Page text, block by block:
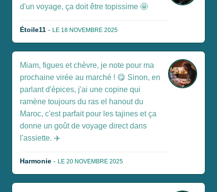
d'un voyage, ça doit être topissime 🤩
Étoile11 - LE 18 NOVEMBRE 2025
Miam, figues et chèvre, je note pour ma
prochaine virée au marché ! 😋 Sinon, en
parlant d'épices, j'ai une copine qui
ramène toujours du ras el hanout du
Maroc, c'est parfait pour les tajines et ça
donne un goût de voyage direct dans
l'assiette. ✈️
Harmonie - LE 20 NOVEMBRE 2025